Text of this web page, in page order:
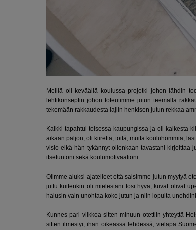
Meillä oli keväällä koulussa projetki johon lähdin
lehtikonseptin johon toteutimme jutun teemalla
tekemään rakkaudesta lajiin henkisen jutun rekkaa
Kaikki tapahtui toisessa kaupungissa ja oli kaikesta
aikaan paljon, oli kiirettä, töitä, muita kouluhommia,
visio eikä hän tykännyt ollenkaan tavastani kirjoittaa
itsetuntoni sekä koulumotivaationi.
Olimme aluksi ajatelleet että saisimme jutun myytyä
juttu kuitenkin oli mielestäni tosi hyvä, kuvat olivat
halusin vain unohtaa koko jutun ja niin lopulta
Kunnes pari viikkoa sitten minuun otettiin yhteyttä
sitten ilmestyi, ihan oikeassa lehdessä, vieläpä